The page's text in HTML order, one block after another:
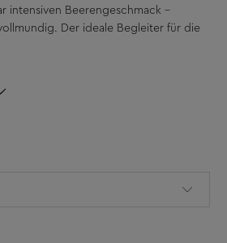
intensiven Beerengeschmack -
Der ideale Begleiter für die